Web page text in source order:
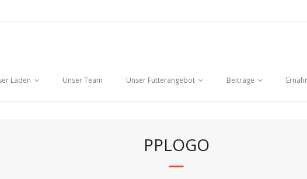
Laden Unser Team Unser Futterangebot Beiträge
PPLOGO